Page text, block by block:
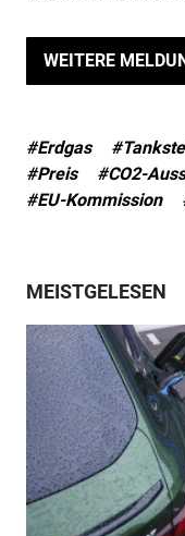
WEITERE
#Erdgas
#Preis
#CO2-
#EU-Kommission
MEISTGELESEN